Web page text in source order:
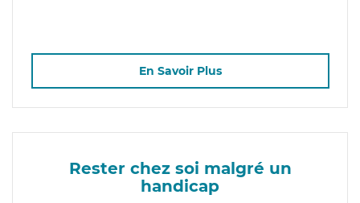
En Savoir Plus
Rester chez soi malgré un
handicap